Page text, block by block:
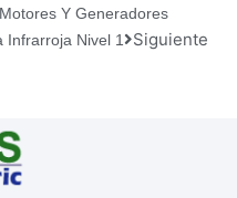
Y Generadores
Infrarroja Nivel 1 Siguiente